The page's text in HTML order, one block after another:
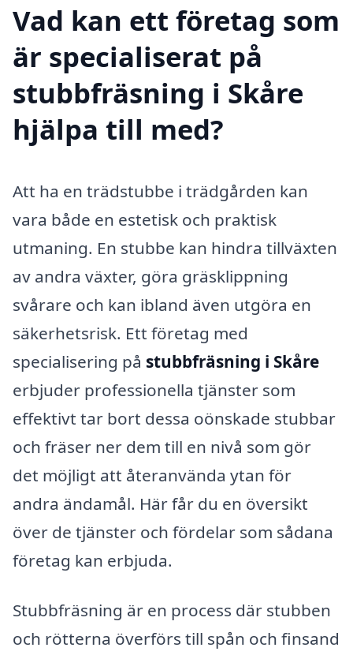
Vad kan ett företag som
är specialiserat på
stubbfräsning i Skåre
hjälpa till med?
Att ha en trädstubbe i trädgården kan
vara både en estetisk och praktisk
utmaning. En stubbe kan hindra tillväxten
av andra växter, göra gräsklippning
svårare och kan ibland även utgöra en
säkerhetsrisk. Ett företag med
specialisering på stubbfräsning i Skåre
erbjuder professionella tjänster som
effektivt tar bort dessa oönskade stubbar
och fräser ner dem till en nivå som gör
det möjligt att återanvända ytan för
andra ändamål. Här får du en översikt
över de tjänster och fördelar som sådana
företag kan erbjuda.
Stubbfräsning är en process där stubben
och rötterna överförs till spån och finsand